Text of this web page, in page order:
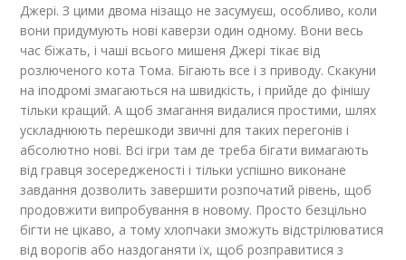
Джері. З цими двома нізащо не засумуєш, особливо, коли
вони придумують нові каверзи один одному. Вони весь
час біжать, і чаші всього мишеня Джері тікає від
розлюченого кота Тома. Бігають все і з приводу. Скакуни
на іподромі змагаються на швидкість, і прийде до фінішу
тільки кращий. А щоб змагання видалися простими, шлях
ускладнюють перешкоди звичні для таких перегонів і
абсолютно нові. Всі ігри там де треба бігати вимагають
від гравця зосередженості і тільки успішно виконане
завдання дозволить завершити розпочатий рівень, щоб
продовжити випробування в новому. Просто безцільно
бігти не цікаво, а тому хлопчаки зможуть відстрілюватися
від ворогів або наздоганяти їх, щоб розправитися з